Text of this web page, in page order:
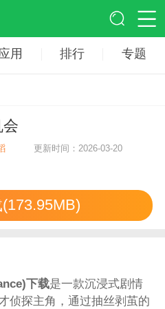
用 排行 专题
更新时间：2026-03-20
下载是一款沉浸式剧情
侦探主角，通过抽丝剥茧的